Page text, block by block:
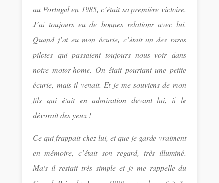
au Portugal en 1985, c’était sa première victoire.
J’ai toujours eu de bonnes relations avec lui.
Quand j’ai eu mon écurie, c’était un des rares
pilotes qui passaient toujours nous voir dans
notre motor-home. On était pourtant une petite
écurie, mais il venait. Et je me souviens de mon
fils qui était en admiration devant lui, il le
dévorait des yeux !
Ce qui frappait chez lui, et que je garde vraiment
en mémoire, c’était son regard, très illuminé.
Mais il restait très simple et je me rappelle du